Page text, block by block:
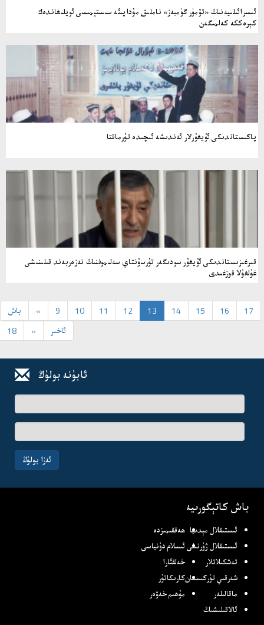
ئىسرائىلىيەنىڭ «تۆمۈر گۈمبەز» ناملىق مۇداپىئە سىستېمىسى ئويلىغاندەك
كېرەككە كەلمىگەن
پاكىستاندىكى ئۇيغۇرلار ئەندىشە ئىچىدە تۇرماقتا
قىرغىزىستاندىكى ئۇيغۇر سودىگەر تۇرسۇنتاي سەلىموفنىڭ نەزەربەند قىلىنىشى
غۇلغۇلا قوزغىدى
باش « 9 10 11 12 13 14 15 16
17
18
» ئاخىر
ئابۇنە بولۇڭ
ئىسىم-
فامىلىڭىز
ئېلخەت
ئادرىسىڭىز
ئەزا بولۇڭ
باش كاتېگورىيە
ئىستىقلال مېدىيا ھەققىمىزدە
ئىستىقلال ژۇرنىلى ئىسلام دۇنياسى
تەشكىلاتلار
خەلقئارا
شەرقىي تۈركىستانكارىكاتۇر
ماقالىلەر
مۇھىم خەۋەر
ئالاقىلىشىڭ